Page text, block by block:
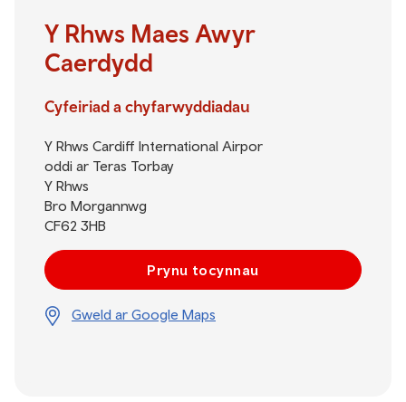
Y Rhws Maes Awyr
Caerdydd
Cyfeiriad a chyfarwyddiadau
Y Rhws Cardiff International Airpor
oddi ar Teras Torbay
Y Rhws
Bro Morgannwg
CF62 3HB
Prynu tocynnau
Gweld ar Google Maps